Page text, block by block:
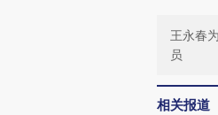
王永春
员
相关报道